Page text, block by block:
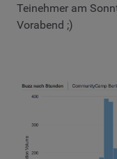
Teinehmer am
Vorabend ;)